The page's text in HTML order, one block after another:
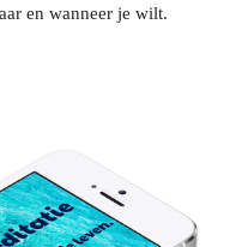
en wanneer je wilt.